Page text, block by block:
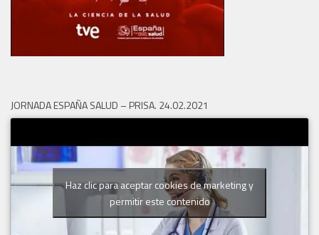
JORNADA ESPAÑA SALUD – PRISA. 24.02.2021
Haz clic para aceptar cookies de marketing y
permitir este contenido